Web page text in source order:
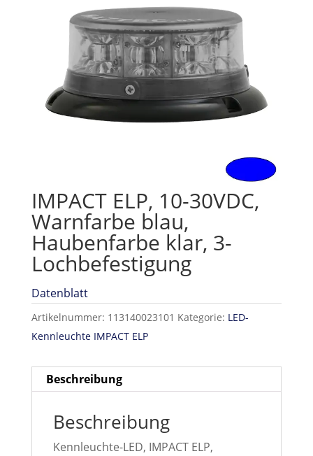
IMPACT ELP, 10-30VDC,
Warnfarbe blau,
Haubenfarbe klar, 3-
Lochbefestigung
Datenblatt
Artikelnummer: 113140023101 Kategorie: LED-
Kennleuchte IMPACT ELP
Beschreibung
Beschreibung
Kennleuchte-LED, IMPACT ELP,